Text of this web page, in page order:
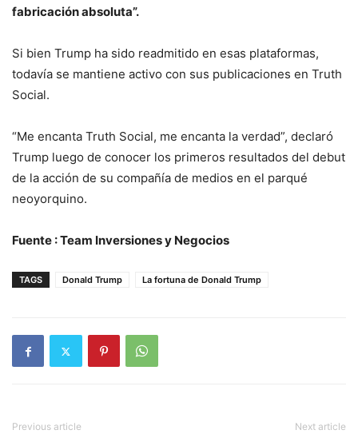
fabricación absoluta”.
Si bien Trump ha sido readmitido en esas plataformas,
todavía se mantiene activo con sus publicaciones en Truth
Social.
“Me encanta Truth Social, me encanta la verdad”, declaró
Trump luego de conocer los primeros resultados del debut
de la acción de su compañía de medios en el parqué
neoyorquino.
Fuente : Team Inversiones y Negocios
TAGS Donald Trump La fortuna de Donald Trump
Previous article Next article